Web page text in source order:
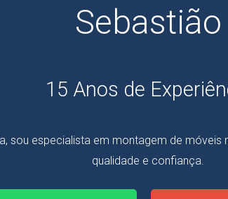
Sebastião
15 Anos de
sou especialista em montagem de
qualidade e confiança.